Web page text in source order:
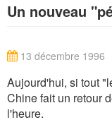
SUCHE
Un nouveau
13 décembre 1996
Aujourd'hui, si tout
Chine fait un retour
l'heure.